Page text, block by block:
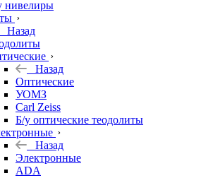
нивелиры
Назад
Назад
Оптические
УОМЗ
Carl Zeiss
Б/у оптические теодолиты
Назад
Электронные
ADA